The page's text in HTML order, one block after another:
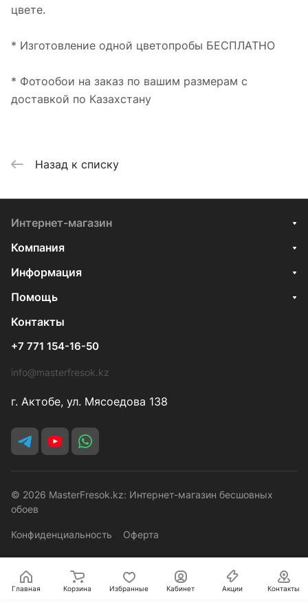
цвете.
* Изготовление одной цветопробы БЕСПЛАТНО
* Фотообои на заказ по вашим размерам с
доставкой по Казахстану
Назад к списку
Интернет-магазин
Компания
Информация
Помощь
Контакты
+7 771 154-16-50
info@masterfresok.kz
г. Актобе, ул. Мясоедова 138
© 2026 MasterFresok.kz: Интернет-магазин бесшовных
обоев
Конфиденциальность Оферта
Главная Корзина Избранные Кабинет Акции Контакты